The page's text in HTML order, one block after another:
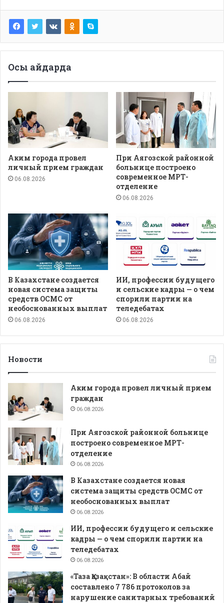
Осы айдарда
Аким города провел
личный прием граждан
06.08.2026
При Аягозской районной
больнице построено
современное МРТ-
отделение
06.08.2026
В Казахстане создается
новая система защиты
средств ОСМС от
необоснованных выплат
06.08.2026
ИИ, профессии будущего
и сельские кадры — о чем
спорили партии на
теледебатах
06.08.2026
Новости
Аким города провел личный прием
граждан
06.08.2026
При Аягозской районной больнице
построено современное МРТ-
отделение
06.08.2026
В Казахстане создается новая
система защиты средств ОСМС от
необоснованных выплат
06.08.2026
ИИ, профессии будущего и сельские
кадры — о чем спорили партии на
теледебатах
06.08.2026
«Таза Қазақстан»: В области Абай
составлено 7 786 протоколов за
нарушение санитарных требований